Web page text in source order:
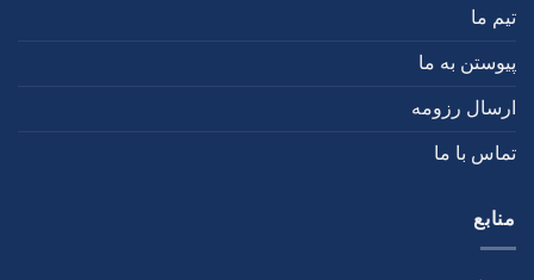
تیم ما
پیوستن به ما
ارسال رزومه
تماس با ما
منابع